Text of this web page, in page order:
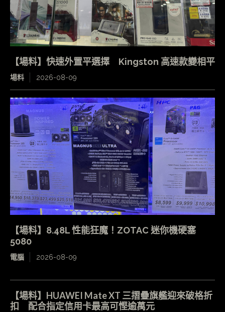
【場料】快速外置平選擇 Kingston 高速款變相平
場料 2026-08-09
【場料】8.48L 性能狂魔！ZOTAC 迷你機硬塞
5080
電腦 2026-08-09
【場料】HUAWEI Mate XT 三摺疊旗艦迎來破格折
扣 配合指定信用卡最高可慳逾萬元